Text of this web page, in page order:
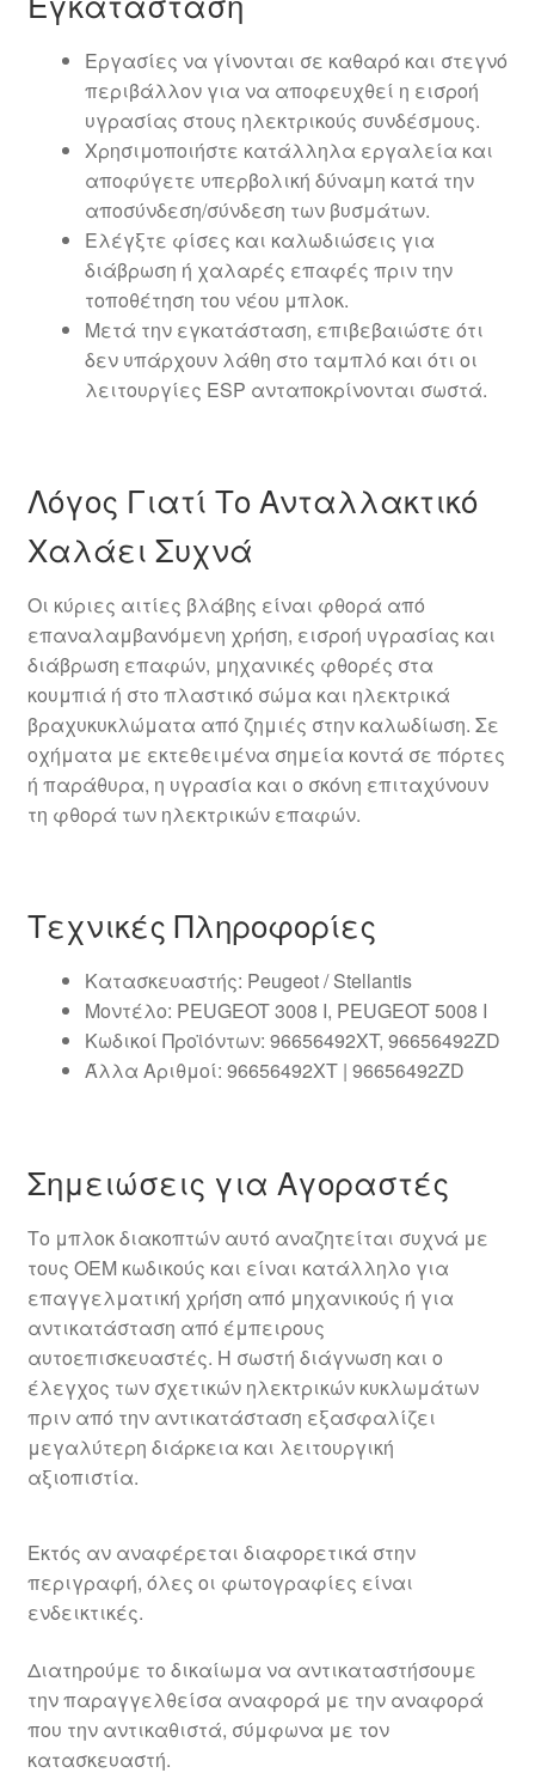
Εργασίες να γίνονται σε καθαρό και στεγνό
περιβάλλον για να αποφευχθεί η εισροή
υγρασίας στους ηλεκτρικούς συνδέσμους.
Χρησιμοποιήστε κατάλληλα εργαλεία και
αποφύγετε υπερβολική δύναμη κατά την
αποσύνδεση/σύνδεση των βυσμάτων.
Ελέγξτε φίσες και καλωδιώσεις για
διάβρωση ή χαλαρές επαφές πριν την
τοποθέτηση του νέου μπλοκ.
Μετά την εγκατάσταση, επιβεβαιώστε ότι
δεν υπάρχουν λάθη στο ταμπλό και ότι οι
λειτουργίες ESP ανταποκρίνονται σωστά.
Λόγος Γιατί Το Ανταλλακτικό
Χαλάει Συχνά
Οι κύριες αιτίες βλάβης είναι φθορά από
επαναλαμβανόμενη χρήση, εισροή υγρασίας και
διάβρωση επαφών, μηχανικές φθορές στα
κουμπιά ή στο πλαστικό σώμα και ηλεκτρικά
βραχυκυκλώματα από ζημιές στην καλωδίωση. Σε
οχήματα με εκτεθειμένα σημεία κοντά σε πόρτες
ή παράθυρα, η υγρασία και ο σκόνη επιταχύνουν
τη φθορά των ηλεκτρικών επαφών.
Τεχνικές Πληροφορίες
Κατασκευαστής: Peugeot / Stellantis
Μοντέλο: PEUGEOT 3008 I, PEUGEOT 5008 I
Κωδικοί Προϊόντων: 96656492XT, 96656492ZD
Άλλα Αριθμοί: 96656492XT | 96656492ZD
Σημειώσεις για Αγοραστές
Το μπλοκ διακοπτών αυτό αναζητείται συχνά με
τους OEM κωδικούς και είναι κατάλληλο για
επαγγελματική χρήση από μηχανικούς ή για
αντικατάσταση από έμπειρους
αυτοεπισκευαστές. Η σωστή διάγνωση και ο
έλεγχος των σχετικών ηλεκτρικών κυκλωμάτων
πριν από την αντικατάσταση εξασφαλίζει
μεγαλύτερη διάρκεια και λειτουργική
αξιοπιστία.
Εκτός αν αναφέρεται διαφορετικά στην
περιγραφή, όλες οι φωτογραφίες είναι
ενδεικτικές.
Διατηρούμε το δικαίωμα να αντικαταστήσουμε
την παραγγελθείσα αναφορά με την αναφορά
που την αντικαθιστά, σύμφωνα με τον
κατασκευαστή.